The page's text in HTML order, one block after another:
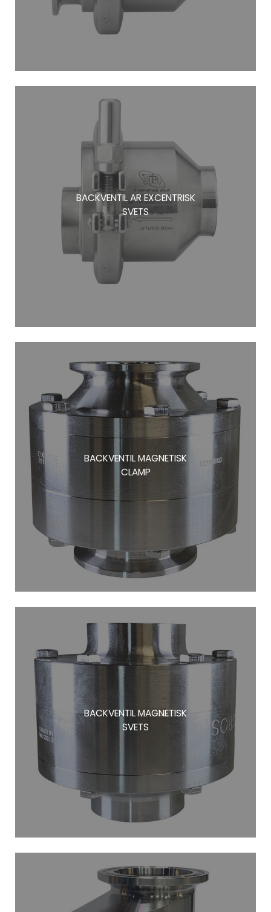
BACKVENTIL AR EXCENTRISK
SVETS
BACKVENTIL MAGNETISK
CLAMP
BACKVENTIL MAGNETISK
SVETS